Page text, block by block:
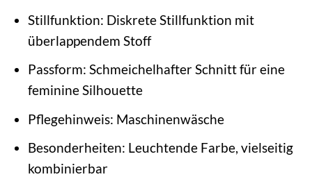
Stillfunktion: Diskrete Stillfunktion mit
überlappendem Stoff
Passform: Schmeichelhafter Schnitt für eine
feminine Silhouette
Pflegehinweis: Maschinenwäsche
Besonderheiten: Leuchtende Farbe, vielseitig
kombinierbar